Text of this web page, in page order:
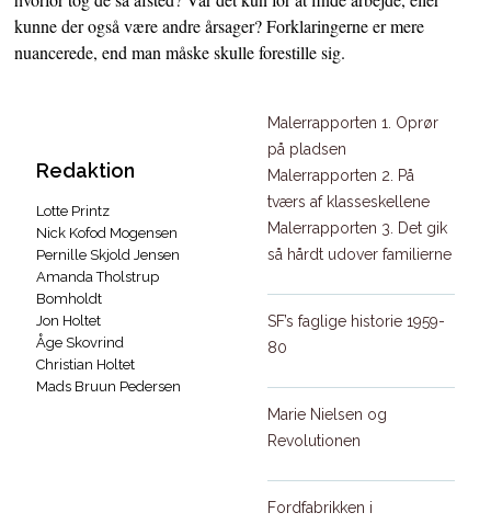
kunne der også være andre årsager? Forklaringerne er mere
nuancerede, end man måske skulle forestille sig.
Redaktion
Lotte Printz
Nick Kofod Mogensen
Pernille Skjold Jensen
Amanda Tholstrup
Bomholdt
Jon Holtet
Åge Skovrind
Christian Holtet
Mads Bruun Pedersen
Malerrapporten 1. Oprør
på pladsen
Malerrapporten 2. På
tværs af klasseskellene
Malerrapporten 3. Det gik
så hårdt udover familierne
SF’s faglige historie 1959-
80
Marie Nielsen og
Revolutionen
Fordfabrikken i